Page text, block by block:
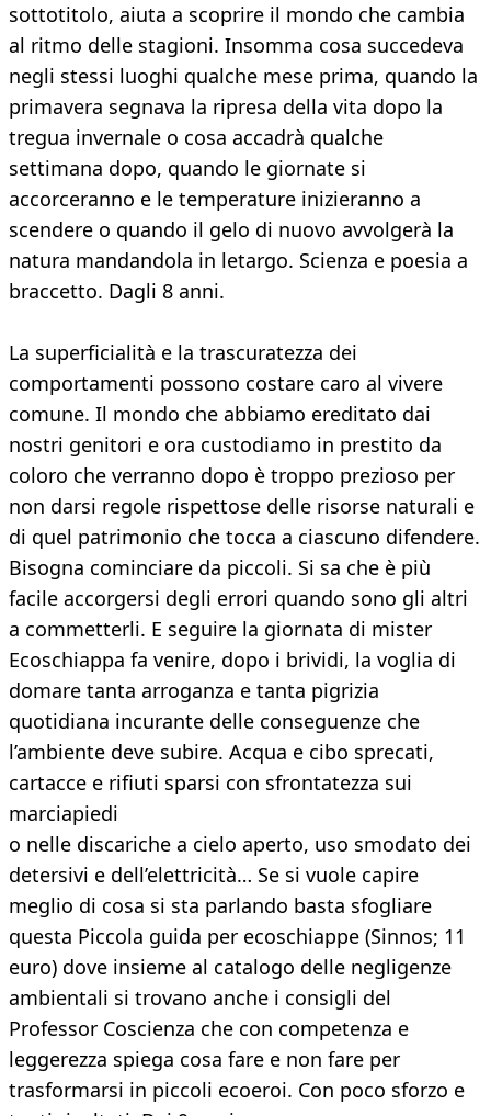
sottotitolo, aiuta a scoprire il mondo che cambia
al ritmo delle stagioni. Insomma cosa succedeva
negli stessi luoghi qualche mese prima, quando la
primavera segnava la ripresa della vita dopo la
tregua invernale o cosa accadrà qualche
settimana dopo, quando le giornate si
accorceranno e le temperature inizieranno a
scendere o quando il gelo di nuovo avvolgerà la
natura mandandola in letargo. Scienza e poesia a
braccetto. Dagli 8 anni.
La superficialità e la trascuratezza dei
comportamenti possono costare caro al vivere
comune. Il mondo che abbiamo ereditato dai
nostri genitori e ora custodiamo in prestito da
coloro che verranno dopo è troppo prezioso per
non darsi regole rispettose delle risorse naturali e
di quel patrimonio che tocca a ciascuno difendere.
Bisogna cominciare da piccoli. Si sa che è più
facile accorgersi degli errori quando sono gli altri
a commetterli. E seguire la giornata di mister
Ecoschiappa fa venire, dopo i brividi, la voglia di
domare tanta arroganza e tanta pigrizia
quotidiana incurante delle conseguenze che
l’ambiente deve subire. Acqua e cibo sprecati,
cartacce e rifiuti sparsi con sfrontatezza sui
marciapiedi
o nelle discariche a cielo aperto, uso smodato dei
detersivi e dell’elettricità… Se si vuole capire
meglio di cosa si sta parlando basta sfogliare
questa Piccola guida per ecoschiappe (Sinnos; 11
euro) dove insieme al catalogo delle negligenze
ambientali si trovano anche i consigli del
Professor Coscienza che con competenza e
leggerezza spiega cosa fare e non fare per
trasformarsi in piccoli ecoeroi. Con poco sforzo e